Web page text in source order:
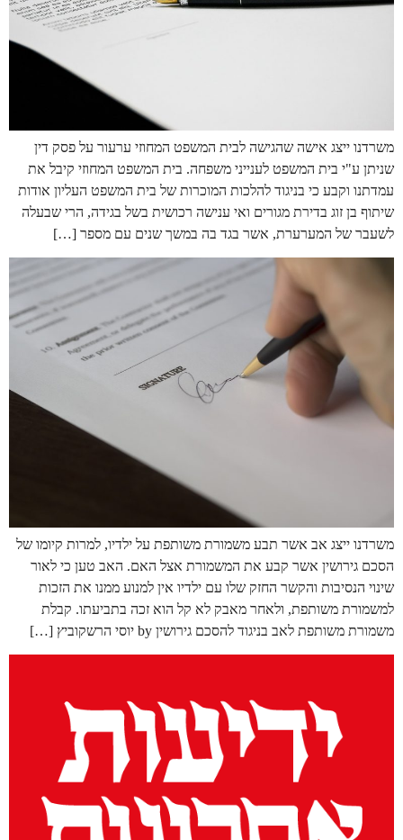
משרדנו ייצג אישה שהגישה לבית המשפט המחוזי ערעור על פסק דין
שניתן ע"י בית המשפט לענייני משפחה. בית המשפט המחוזי קיבל את
עמדתנו וקבע כי בניגוד להלכות המוכרות של בית המשפט העליון אודות
שיתוף בן זוג בדירת מגורים ואי ענישה רכושית בשל בגידה, הרי שבעלה
לשעבר של המערערת, אשר בגד בה במשך שנים עם מספר […]
משרדנו ייצג אב אשר תבע משמורת משותפת על ילדיו, למרות קיומו של
הסכם גירושין אשר קבע את המשמורת אצל האם. האב טען כי לאור
שינוי הנסיבות והקשר החזק שלו עם ילדיו אין למנוע ממנו את הזכות
למשמורת משותפת, ולאחר מאבק לא קל הוא זכה בתביעתו. קבלת
משמורת משותפת לאב בניגוד להסכם גירושין by יוסי הרשקוביץ […]